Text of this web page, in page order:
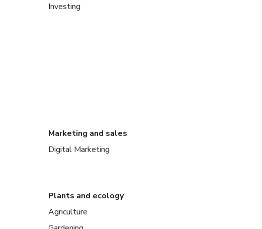
Investing
Marketing and sales
Digital Marketing
Plants and ecology
Agriculture